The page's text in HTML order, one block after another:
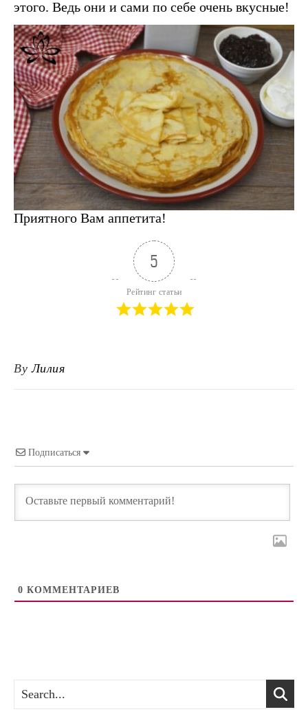
этого. Ведь они и сами по себе очень вкусные!
Приятного Вам аппетита!
5
Рейтинг статьи
ByЛилия
Подписаться
0 КОММЕНТАРИЕВ